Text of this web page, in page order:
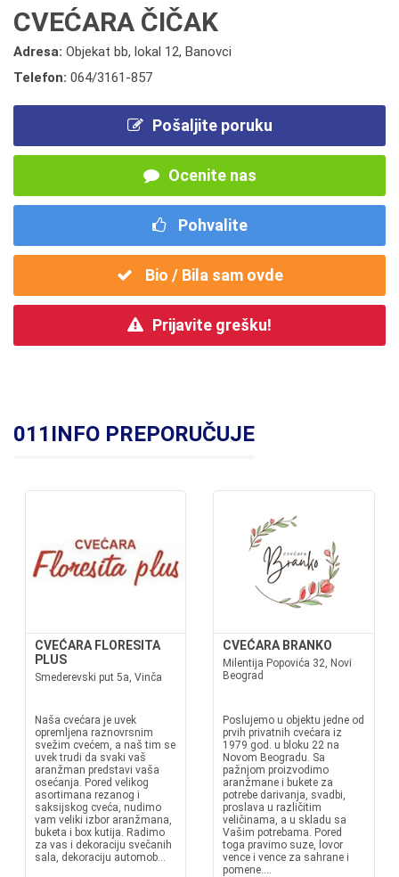
CVEĆARA ČIČAK
Adresa: Objekat bb, lokal 12, Banovci
Telefon: 064/3161-857
Pošaljite poruku
Ocenite nas
Pohvalite
Bio / Bila sam ovde
Prijavite grešku!
011INFO PREPORUČUJE
CVEĆARA FLORESITA
PLUS
Smederevski put 5a, Vinča
Naša cvećara je uvek
opremljena raznovrsnim
svežim cvećem, a naš tim se
uvek trudi da svaki vaš
aranžman predstavi vaša
osećanja. Pored velikog
asortimana rezanog i
saksijskog cveća, nudimo
vam veliki izbor aranžmana,
buketa i box kutija. Radimo
za vas i dekoraciju svečanih
sala, dekoraciju automob...
CVEĆARA BRANKO
Milentija Popovića 32, Novi
Beograd
Poslujemo u objektu jedne od
prvih privatnih cvećara iz
1979 god. u bloku 22 na
Novom Beogradu. Sa
pažnjom proizvodimo
aranžmane i bukete za
potrebe darivanja, svadbi,
proslava u različitim
veličinama, a u skladu sa
Vašim potrebama. Pored
toga pravimo suze, lovor
vence i vence za sahrane i
pomene....